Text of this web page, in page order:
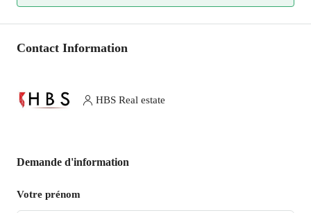
Contact Information
HBS Real estate
Demande d'information
Votre prénom